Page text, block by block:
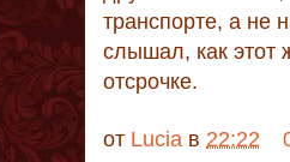
транспорте, а не
слышал, как этот
отсрочке.
от Lucia в 22:22